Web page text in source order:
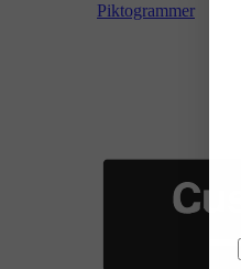
Piktogrammer